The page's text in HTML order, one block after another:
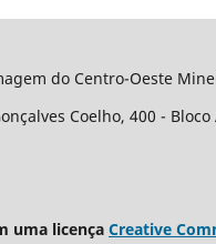
do Centro-Oeste
Coelho, 400 -
uma licença Creative